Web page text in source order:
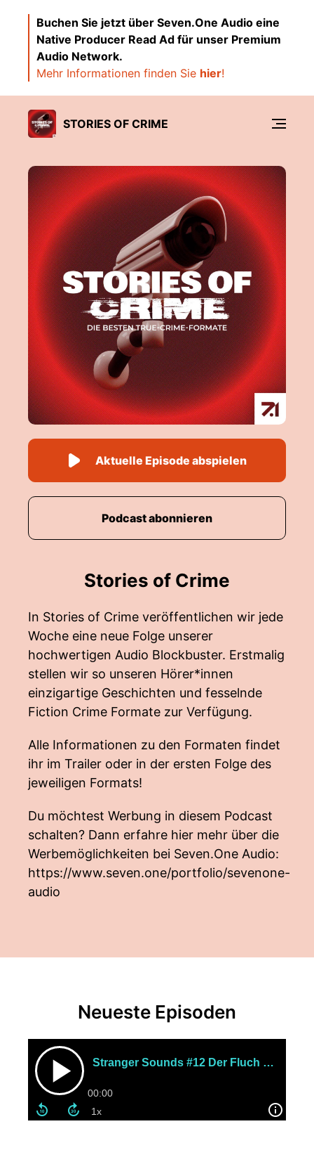
Buchen Sie jetzt über Seven.One Audio eine
Native Producer Read Ad für unser Premium
Audio Network.
Mehr Informationen finden Sie hier!
STORIES OF CRIME
Stories of Crime
In Stories of Crime veröffentlichen wir jede
Woche eine neue Folge unserer
hochwertigen Audio Blockbuster. Erstmalig
stellen wir so unseren Hörer*innen
einzigartige Geschichten und fesselnde
Fiction Crime Formate zur Verfügung.
Alle Informationen zu den Formaten findet
ihr im Trailer oder in der ersten Folge des
jeweiligen Formats!
Du möchtest Werbung in diesem Podcast
schalten? Dann erfahre hier mehr über die
Werbemöglichkeiten bei Seven.One Audio:
https://www.seven.one/portfolio/sevenone-
audio
Aktuelle Episode abspielen
Podcast abonnieren
Neueste Episoden
Stranger Sounds #12 Der Fluch aus der Sprechmaschine
00:00